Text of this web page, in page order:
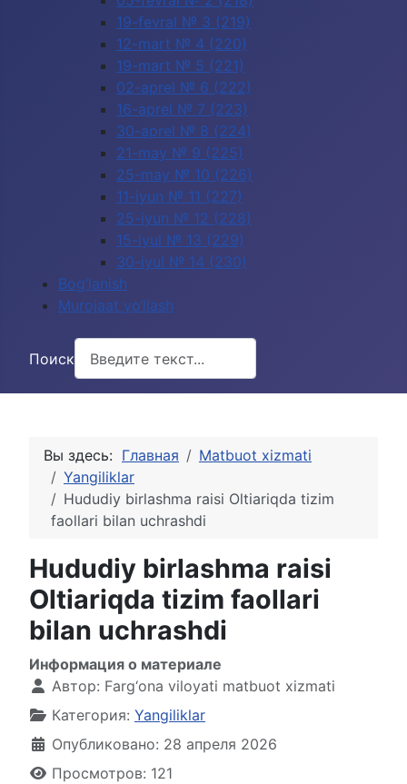
19-fevral № 3 (219)
12-mart № 4 (220)
19-mart № 5 (221)
02-aprel № 6 (222)
16-aprel № 7 (223)
30-aprel № 8 (224)
21-may № 9 (225)
25-may № 10 (226)
11-iyun № 11 (227)
25-iyun № 12 (228)
15-iyul № 13 (229)
30-iyul № 14 (230)
Bog‘lanish
Murojaat yo‘llash
Поиск
Вы здесь: Главная
Matbuot xizmati
Yangiliklar
Hududiy birlashma raisi Oltiariqda tizim
faollari bilan uchrashdi
Hududiy birlashma raisi
Oltiariqda tizim faollari
bilan uchrashdi
Информация о материале
Автор: Farg‘ona viloyati matbuot xizmati
Категория: Yangiliklar
Опубликовано: 28 апреля 2026
Просмотров: 121